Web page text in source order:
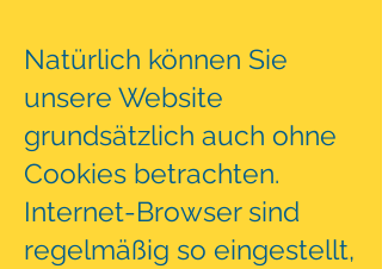
Natürlich können Sie
unsere Website
grundsätzlich auch ohne
Cookies betrachten.
Internet-Browser sind
regelmäßig so eingestellt,